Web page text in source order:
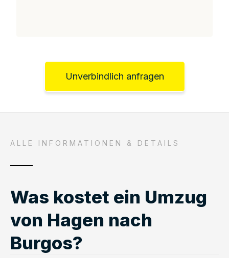
Unverbindlich anfragen
ALLE INFORMATIONEN & DETAILS
Was kostet ein Umzug
von Hagen nach
Burgos?